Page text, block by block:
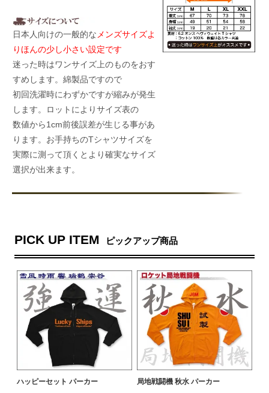
日本人向けの一般的な メンズサイズよ
りほんの少し小さい設定です
迷った時はワンサイズ上のものをおす
すめします。綿製品ですので
初回洗濯時にわずかですが縮みが発生
します。ロットによりサイズ表の
数値から1cm前後誤差が生じる事があ
ります。お手持ちのTシャツサイズを
実際に測って頂くとより確実なサイズ
選択が出来ます。
PICK UP ITEM ピックアップ商品
ハッピーセット パーカー
局地戦闘機 秋水 パーカー